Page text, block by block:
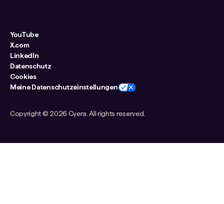
Copyright © 2026 Cyera. All rights reserved.
YouTube
X.com
LinkedIn
Datenschutz
Cookies
Meine Datenschutzeinstellungen